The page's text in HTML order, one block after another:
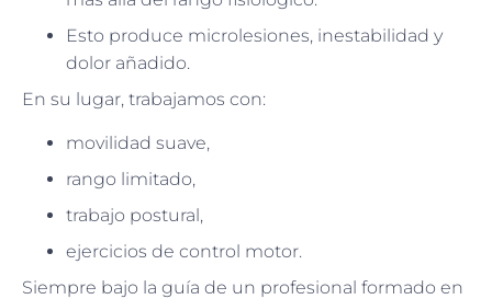
Esto produce microlesiones, inestabilidad y
dolor añadido.
En su lugar, trabajamos con:
movilidad suave,
rango limitado,
trabajo postural,
ejercicios de control motor.
Siempre bajo la guía de un profesional formado en